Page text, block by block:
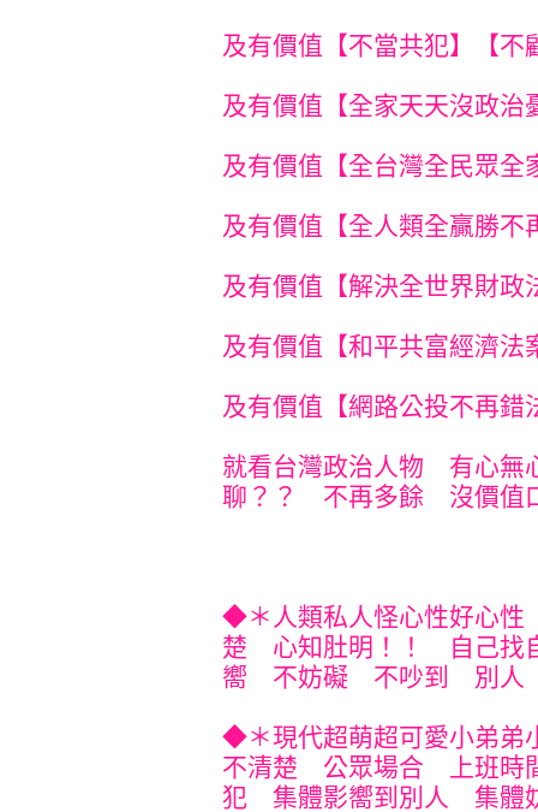
及有價值【不當共犯】【不
及有價值【全家天天沒政治
及有價值【全台灣全民眾全
及有價值【全人類全贏勝不
及有價值【解決全世界財政
及有價值【和平共富經濟法
及有價值【網路公投不再錯
就看台灣政治人物 有心
聊？？ 不再多餘 沒價值
◆＊人類私人怪心性好心
楚 心知肚明！！ 自己找
嚮 不妨礙 不吵到 別人
◆＊現代超萌超可愛小弟
不清楚 公眾場合 上班時
犯 集體影嚮到別人 集體